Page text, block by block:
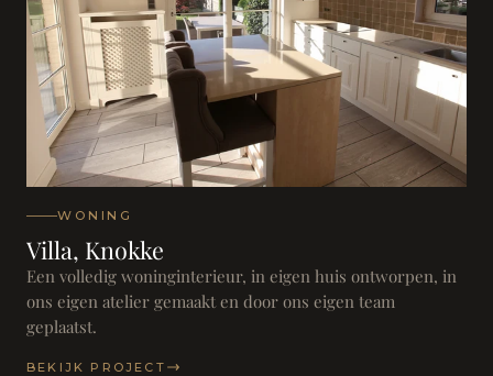
WONING
Villa, Knokke
Een volledig woninginterieur, in eigen huis ontworpen, in
ons eigen atelier gemaakt en door ons eigen team
geplaatst.
BEKIJK PROJECT